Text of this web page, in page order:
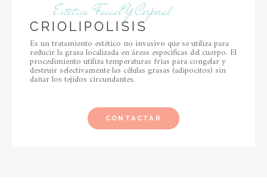
Estética Facial Y Corporal
CRIOLIPOLISIS
Es un tratamiento estético no invasivo que se utiliza para
reducir la grasa localizada en áreas específicas del cuerpo. El
procedimiento utiliza temperaturas frías para congelar y
destruir selectivamente las células grasas (adipocitos) sin
dañar los tejidos circundantes.
CONTACTAR